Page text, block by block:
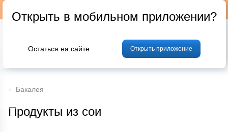
Фрукты и овощи Мясо Птица
Бакалея
Продукты из сои
Открыть в мобильном приложении?
Остаться на сайте Открыть приложение